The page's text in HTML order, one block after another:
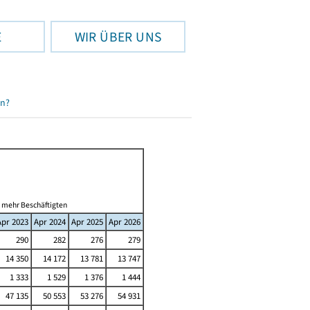
WIR ÜBER UNS
Beschäftigten
2023 Apr 2024 Apr 2025 Apr 2026
290
282 276
279
14 350
14 172 13 781
13 747
1 333
1 529 1 376
1 444
47 135
50 553 53 276
54 931